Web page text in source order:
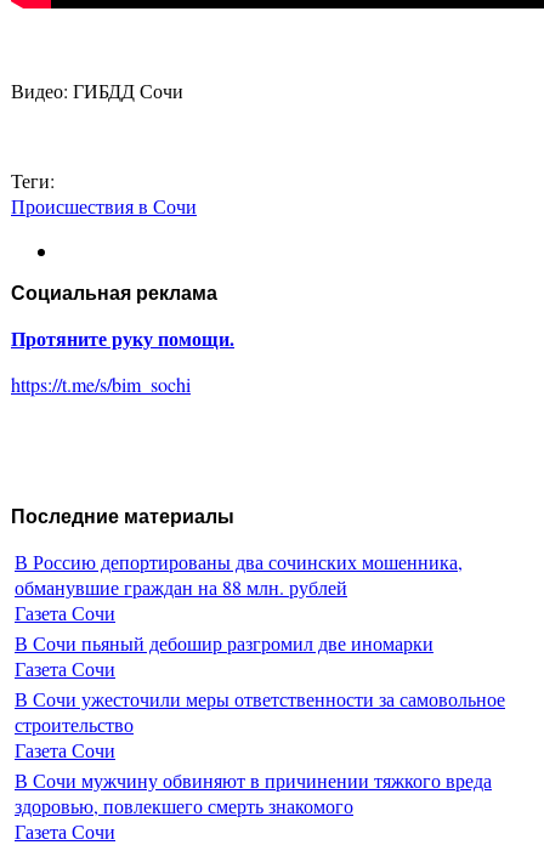
Видео: ГИБДД Сочи
Теги:
Происшествия в Сочи
Социальная реклама
Протяните руку помощи.
https://t.me/s/bim_sochi
Последние материалы
В Россию депортированы два сочинских мошенника,
обманувшие граждан на 88 млн. рублей
Газета Сочи
В Сочи пьяный дебошир разгромил две иномарки
Газета Сочи
В Сочи ужесточили меры ответственности за самовольное
строительство
Газета Сочи
В Сочи мужчину обвиняют в причинении тяжкого вреда
здоровью, повлекшего смерть знакомого
Газета Сочи